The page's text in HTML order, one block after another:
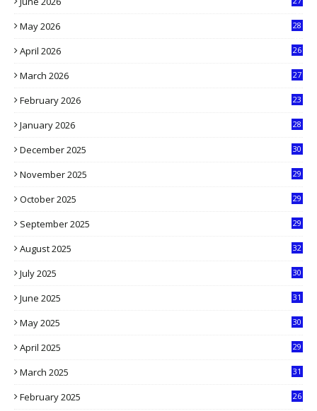
May 2026
28
April 2026
26
March 2026
27
February 2026
23
January 2026
28
December 2025
30
November 2025
29
October 2025
29
September 2025
29
August 2025
32
July 2025
30
June 2025
31
May 2025
30
April 2025
29
March 2025
31
February 2025
26